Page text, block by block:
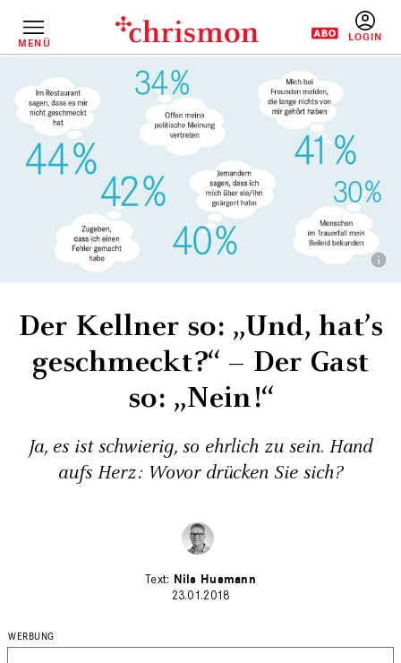
InhaltMENÜ
Der Kellner so: „Und, hat’s
geschmeckt?“ – Der Gast
so: „Nein!“
Ja, es ist schwierig, so ehrlich zu sein. Hand
aufs Herz: Wovor drücken Sie sich?
Nils Husmann
23.01.2018